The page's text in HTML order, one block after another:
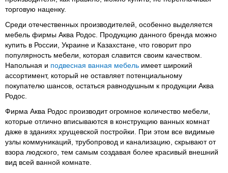
торговую наценку.
Среди отечественных производителей, особенно выделяется
мебель фирмы Аква Родос. Продукцию данного бренда можно
купить в России, Украине и Казахстане, что говорит про
популярность мебели, которая славится своим качеством.
Напольная и подвесная ванная мебель имеет широкий
ассортимент, который не оставляет потенциальному
покупателю шансов, остаться равнодушным к продукции Аква
Родос.
Фирма Аква Родос производит огромное количество мебели,
которые отлично вписываются в конструкцию ванных комнат
даже в зданиях хрущевской постройки. При этом все видимые
узлы коммуникаций, трубопровод и канализацию, скрывают от
взора людского, тем самым создавая более красивый внешний
вид всей ванной комнате.